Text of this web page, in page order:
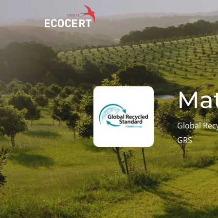
NOS SERVICES
Certification
Formation
Conseil
ECOCERT
Qui sommes nous ?
Actualités
Carrières
Global
GRS